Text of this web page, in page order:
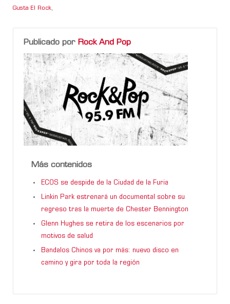
Gusta El Rock,
Publicado por Rock And Pop
Más contenidos
ECOS se despide de la Ciudad de la Furia
Linkin Park estrenará un documental sobre su
regreso tras la muerte de Chester Bennington
Glenn Hughes se retira de los escenarios por
motivos de salud
Bandalos Chinos va por más: nuevo disco en
camino y gira por toda la región